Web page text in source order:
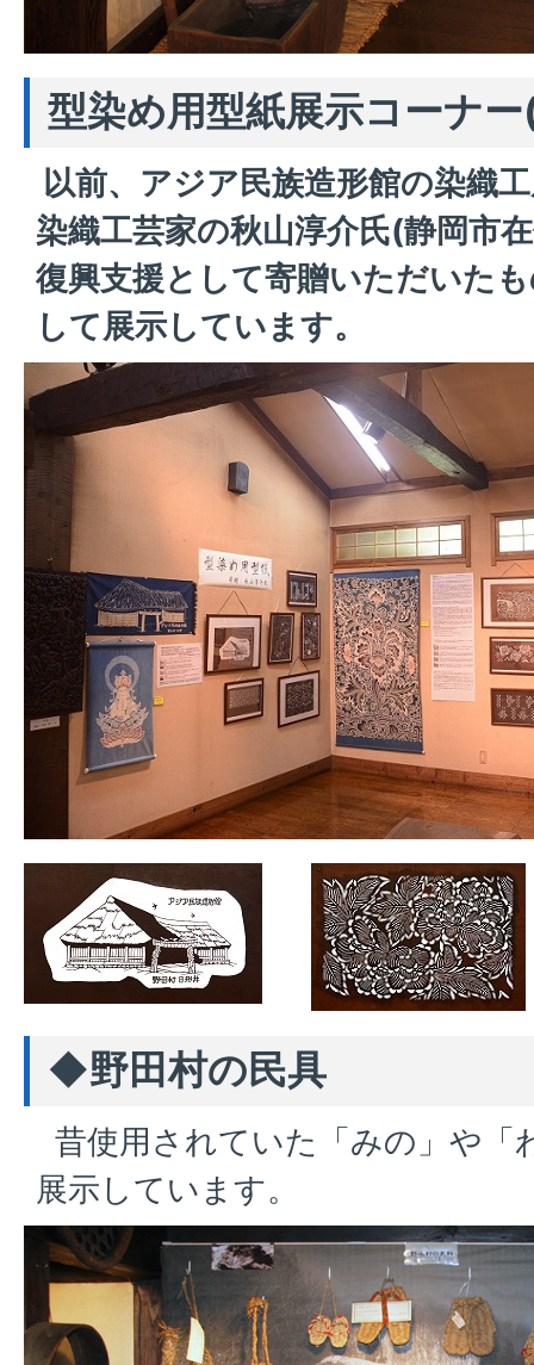
型染め用型紙展示コーナ
以前、アジア民族造形館の染織
染織工芸家の秋山淳介氏(静岡市
復興支援として寄贈いただいた
して展示しています。
◆野田村の民具
昔使用されていた「みの」や「
展示しています。